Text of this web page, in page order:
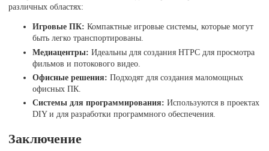
различных областях:
Игровые ПК: Компактные игровые системы, которые могут
быть легко транспортированы.
Медиацентры: Идеальны для создания HTPC для просмотра
фильмов и потокового видео.
Офисные решения: Подходят для создания маломощных
офисных ПК.
Системы для программирования: Используются в проектах
DIY и для разработки программного обеспечения.
Заключение